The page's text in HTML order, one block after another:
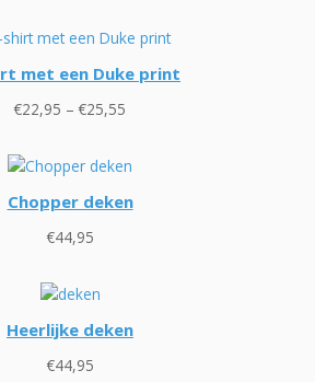
€47,45
met een Duke print
€22,95 – €25,55
€25,55
Chopper deken
€44,95
Heerlijke deken
€44,95